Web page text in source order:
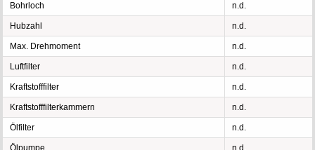
Bohrloch n.d.
Hubzahl n.d.
Max. Drehmoment n.d.
Luftfilter n.d.
Kraftstofffilter n.d.
Kraftstofffilterkammern n.d.
Ölfilter n.d.
Ölpumpe n.d.